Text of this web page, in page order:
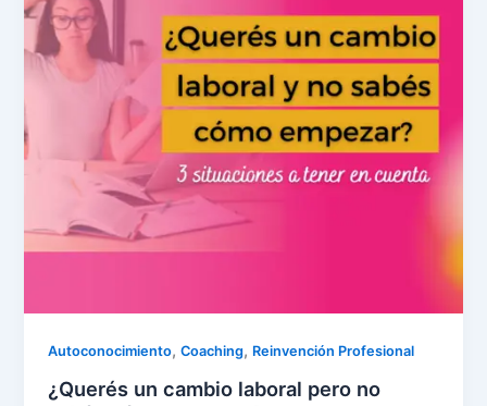
Autoconocimiento,Coaching, Reinvención Profesional
¿Querés un cambio laboral pero no